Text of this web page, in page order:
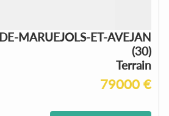
MARUEJOLS-ET-AVEJAN
(30)
Terrain
79000 €